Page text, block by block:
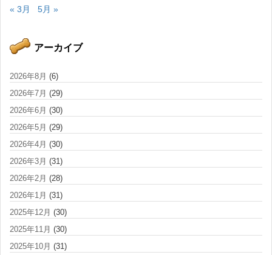
« 3月 5月 »
アーカイブ
2026年8月 (6)
2026年7月 (29)
2026年6月 (30)
2026年5月 (29)
2026年4月 (30)
2026年3月 (31)
2026年2月 (28)
2026年1月 (31)
2025年12月 (30)
2025年11月 (30)
2025年10月 (31)